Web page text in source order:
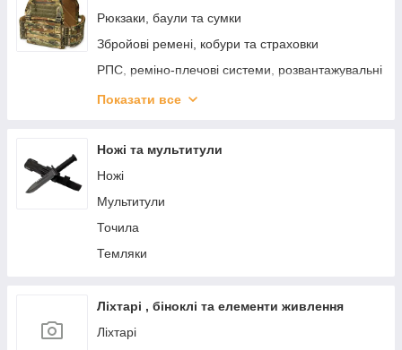
Шапки
Маскувальні шарфи сітки
Бафи
Кавери на шолом
Рюкзаки, баули та сумки
Збройові ремені, кобури та страховки
РПС, реміно-плечові системи, розвантажувальні
екіпірування
Комплектуючі для зброї
Показати все
Ножі та мультитули
Ножі
Мультитули
Точила
Темляки
Ліхтарі , біноклі та елементи живлення
Ліхтарі